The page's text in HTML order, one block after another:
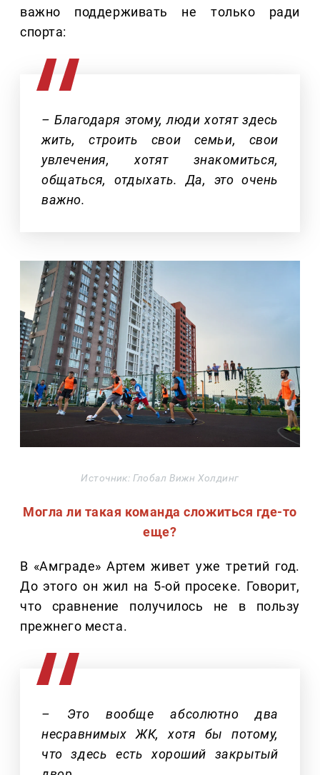
важно поддерживать не только ради
спорта:
– Благодаря этому, люди хотят здесь
жить, строить свои семьи, свои
увлечения, хотят знакомиться,
общаться, отдыхать. Да, это очень
важно.
Источник: Глобал Вижн Холдинг
Могла ли такая команда сложиться где-то
еще?
В «Амграде» Артем живет уже третий год.
До этого он жил на 5-ой просеке. Говорит,
что сравнение получилось не в пользу
прежнего места.
– Это вообще абсолютно два
несравнимых ЖК, хотя бы потому,
что здесь есть хороший закрытый